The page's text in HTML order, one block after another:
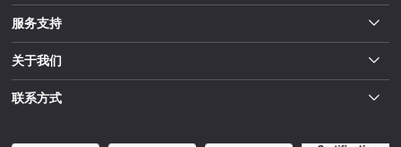
服务支持
关于我们
联系方式